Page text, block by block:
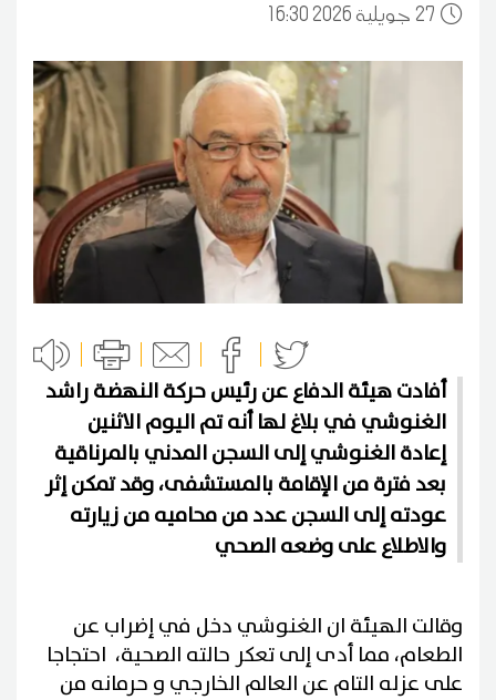
27 16:30 2026 جويلية
أفادت هيئة الدفاع عن رئيس حركة النهضة راشد
الغنوشي في بلاغ لها أنه تم اليوم الاثنين
إعادة الغنوشي إلى السجن المدني بالمرناقية
بعد فترة من الإقامة بالمستشفى، وقد تمكن إثر
عودته إلى السجن عدد من محاميه من زيارته
والاطلاع على وضعه الصحي
وقالت الهيئة ان الغنوشي دخل في إضراب عن
الطعام، مما أدى إلى تعكر حالته الصحية، احتجاجا
على عزله التام عن العالم الخارجي و حرمانه من